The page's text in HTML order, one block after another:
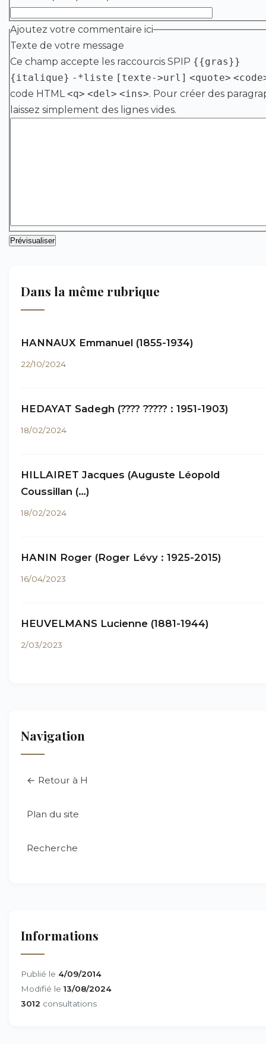
Ajoutez votre commentaire ici
Texte de votre message
Ce champ accepte les raccourcis SPIP {{gras}}
{italique} -*liste [texte->url] <quote>
code HTML<q> <del> <ins>. Pour créer des
laissez simplement des lignes vides.
Dans la même rubrique
HANNAUX Emmanuel (1855-1934)
22/10/2024
HEDAYAT Sadegh (???? ????? : 1951-1903)
18/02/2024
HILLAIRET Jacques (Auguste Léopold
Coussillan (…)
18/02/2024
HANIN Roger (Roger Lévy : 1925-2015)
16/04/2023
HEUVELMANS Lucienne (1881-1944)
2/03/2023
Navigation
← Retour à H
Plan du site
Recherche
Informations
Publié le 4/09/2014
Modifié le 13/08/2024
3012 consultations